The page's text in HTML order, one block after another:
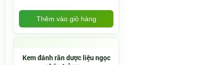
Thêm vào giỏ hàng
Kem đánh răn dược liệu ngọc